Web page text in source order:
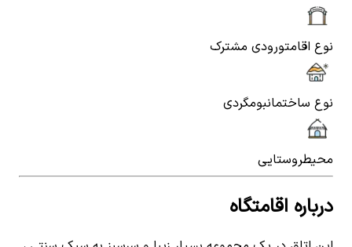
نوع اقامتورودی مشترک
نوع ساختمانبومگردی
محیطروستایی
درباره اقامتگاه